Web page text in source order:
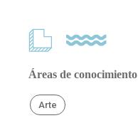
Áreas de conocimiento
Arte